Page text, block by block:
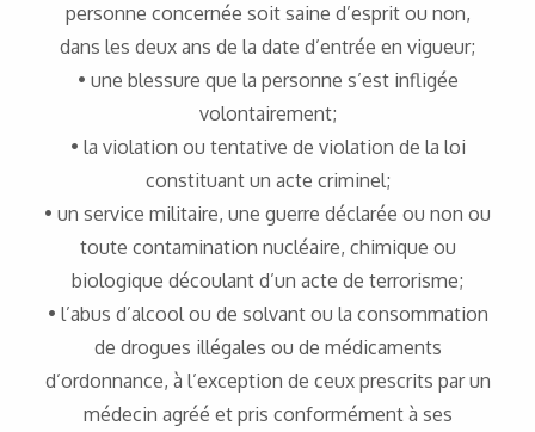
personne concernée soit saine d’esprit ou non,
dans les deux ans de la date d’entrée en vigueur;
• une blessure que la personne s’est infligée
volontairement;
• la violation ou tentative de violation de la loi
constituant un acte criminel;
• un service militaire, une guerre déclarée ou non ou
toute contamination nucléaire, chimique ou
biologique découlant d’un acte de terrorisme;
• l’abus d’alcool ou de solvant ou la consommation
de drogues illégales ou de médicaments
d’ordonnance, à l’exception de ceux prescrits par un
médecin agréé et pris conformément à ses